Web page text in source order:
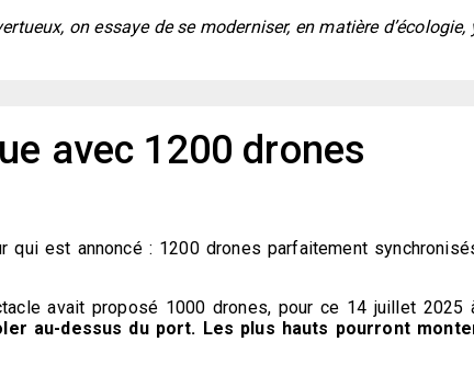
on essaye de se moderniser, en matière d’écologie,
avec 1200 drones
qui est annoncé : 1200 drones parfaitement
avait proposé 1000 drones, pour ce 14 juillet 2025
au-dessus du port. Les plus hauts pourront